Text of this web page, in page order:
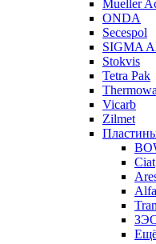
Mueller
ONDA
Secespol
SIGMA
Stokvis
Tetra Pak
Vicarb
Zilmet
Ciat